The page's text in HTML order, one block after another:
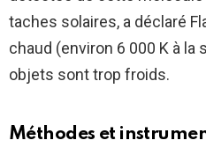
taches solaires, a déclaré
chaud (environ 6 000 K à
objets sont trop froids.
Méthodes et